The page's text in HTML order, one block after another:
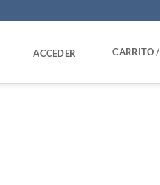
ACCEDER CARRITO /